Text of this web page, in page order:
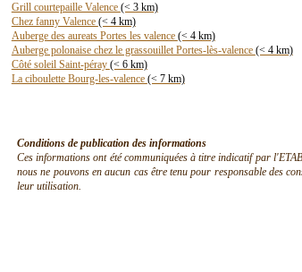
Grill courtepaille Valence (< 3 km)
Chez fanny Valence (< 4 km)
Auberge des aureats Portes les valence (< 4 km)
Auberge polonaise chez le grassouillet Portes-lès-valence (< 4 km)
Côté soleil Saint-péray (< 6 km)
La ciboulette Bourg-les-valence (< 7 km)
Conditions de publication des informations
Ces informations ont été communiquées à titre indicatif par
nous ne pouvons en aucun cas être tenu pour responsable des
leur utilisation.